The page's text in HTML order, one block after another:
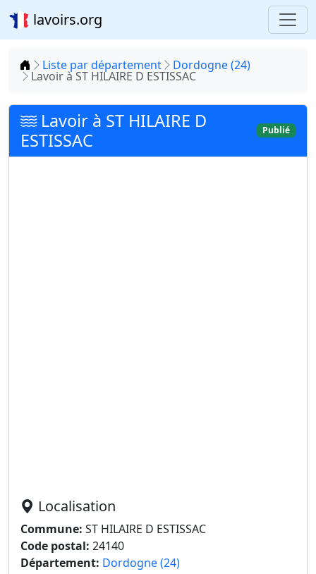
lavoirs.org
Accueil
Liste par département Dordogne (24)
Lavoir à ST HILAIRE D ESTISSAC
Lavoir à ST HILAIRE D
ESTISSAC
Publié
Localisation
Commune: ST HILAIRE D ESTISSAC
Code postal: 24140
Département: Dordogne (24)